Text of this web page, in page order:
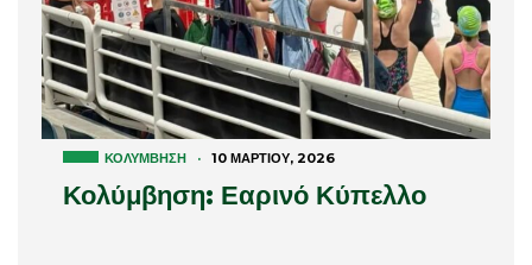
ΚΟΛΎΜΒΗΣΗ · 10 ΜΑΡΤΊΟΥ, 2026
Κολύμβηση: Εαρινό Κύπελλο